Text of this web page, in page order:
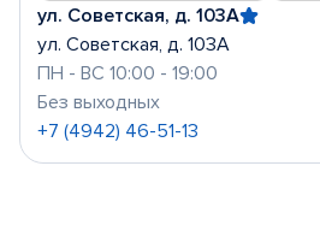
ул. Советская, д. 103А
ул. Советская, д. 103А
ПН - ВС 10:00 - 19:00
Без выходных
+7 (4942) 46-51-13